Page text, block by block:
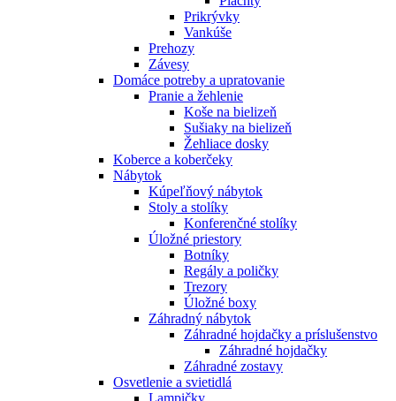
Prikrývky
Vankúše
Prehozy
Závesy
Domáce potreby a upratovanie
Pranie a žehlenie
Koše na bielizeň
Sušiaky na bielizeň
Žehliace dosky
Koberce a koberčeky
Nábytok
Kúpeľňový nábytok
Stoly a stolíky
Konferenčné stolíky
Úložné priestory
Botníky
Regály a poličky
Trezory
Úložné boxy
Záhradný nábytok
Záhradné hojdačky a príslušenstvo
Záhradné hojdačky
Záhradné zostavy
Osvetlenie a svietidlá
Lampičky